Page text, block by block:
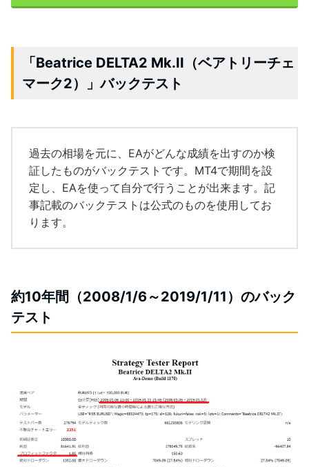
「Beatrice DELTA2 Mk.II（ベアトリーチェ
マーク2）」バックテスト
過去の相場を元に、EAがどんな成績を出すのか検
証したものがバックテストです。MT4で期間を設
定し、EAを使って自分で行うことが出来ます。記
事記載のバックテストは公式のものを使用してお
ります。
約10年間（2008/1/6～2019/1/11）のバック
テスト